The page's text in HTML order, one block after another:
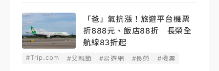
「爸」氣抗漲！旅遊平台機票
折888元、飯店88折 長榮全
航線83折起
#Trip.com #父親節 #易遊網 #長榮 #機票